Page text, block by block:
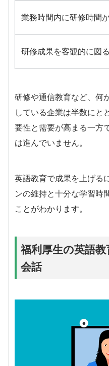
業務時間内に研修時間
研修成果を客観的に図
研修や通信教育など、何
している企業は半数にと
要性と需要が高まる一方
は進んでいません。
英語教育で成果を上げる
ンの維持と十分な学習時
ことがわかります。
福利厚生の英語
会話